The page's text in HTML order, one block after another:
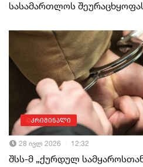
სასამართლოს
კრიმინალი
28 ივლ 2026 12:32
შსს-მ „ქურდულ